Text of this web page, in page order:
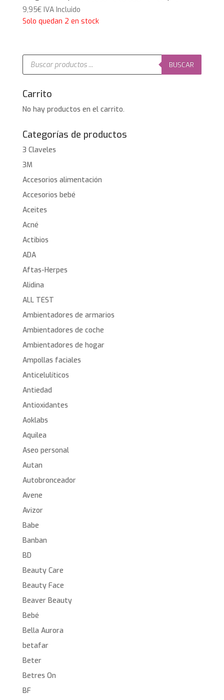
9,95€ IVA Incluido
Solo quedan 2 en stock
Búsqueda
productos
BUSCAR
Carrito
No hay productos en el carrito.
Categorías de productos
3 Claveles
3M
Accesorios alimentación
Accesorios bebé
Aceites
Acné
Actibios
ADA
Aftas-Herpes
Alidina
ALL TEST
Ambientadores de armarios
Ambientadores de coche
Ambientadores de hogar
Ampollas faciales
Anticelulíticos
Antiedad
Antioxidantes
Aoklabs
Aquilea
Aseo personal
Autan
Autobronceador
Avene
Avizor
Babe
Banban
BD
Beauty Care
Beauty Face
Beaver Beauty
Bebé
Bella Aurora
betafar
Beter
Betres On
BF